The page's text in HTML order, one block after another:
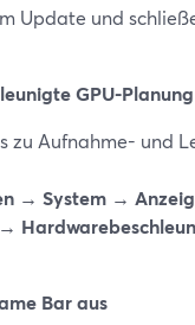
Update und
GPU-Planung
zu Aufnahme- und
→ System →
Bar aus